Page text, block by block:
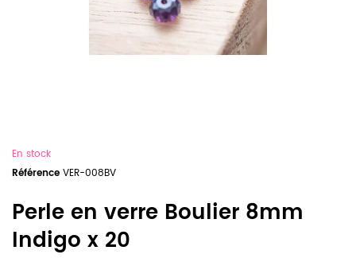
En stock
Référence VER-008BV
Perle en verre Boulier 8mm
Indigo x 20